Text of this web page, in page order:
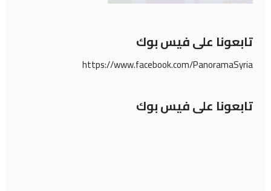
تابعونا على فيس بوك
https://www.facebook.com/PanoramaSyria
تابعونا على فيس بوك